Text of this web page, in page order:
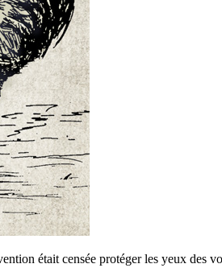
était censée protéger les yeux des